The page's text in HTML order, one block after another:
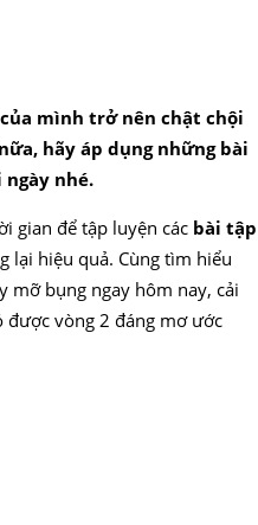
mình trở nên chật chội
hãy áp dụng những bài
ngày nhé.
gian để tập luyện các bài tập
lại hiệu quả. Cùng tìm hiểu
mỡ bụng ngay hôm nay, cải
vòng 2 đáng mơ ước